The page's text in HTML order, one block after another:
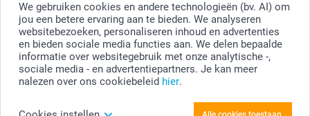
We gebruiken cookies en andere technologieën (bv. AI) om
jou een betere ervaring aan te bieden. We analyseren
websitebezoeken, personaliseren inhoud en advertenties
en bieden sociale media functies aan. We delen bepaalde
informatie over websitegebruik met onze analytische -,
sociale media - en advertentiepartners. Je kan meer
nalezen over ons cookiebeleid hier.
© smartphoto group. Alle rechten voorbehouden.Disclaimer